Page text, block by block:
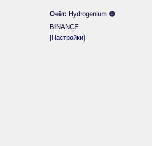
Счёт: Hydrogenium 🟠
BINANCE
[Настройки]